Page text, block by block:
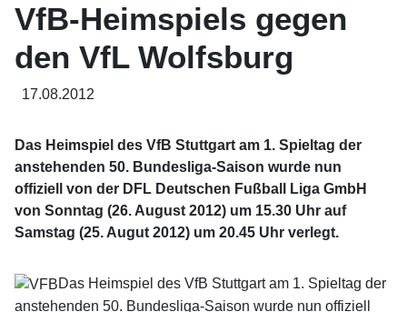
VfB-Heimspiels gegen
den VfL Wolfsburg
17.08.2012
Das Heimspiel des VfB Stuttgart am 1. Spieltag der
anstehenden 50. Bundesliga-Saison wurde nun
offiziell von der DFL Deutschen Fußball Liga GmbH
von Sonntag (26. August 2012) um 15.30 Uhr auf
Samstag (25. Augut 2012) um 20.45 Uhr verlegt.
Das Heimspiel des VfB Stuttgart am 1. Spieltag der
anstehenden 50. Bundesliga-Saison wurde nun offiziell